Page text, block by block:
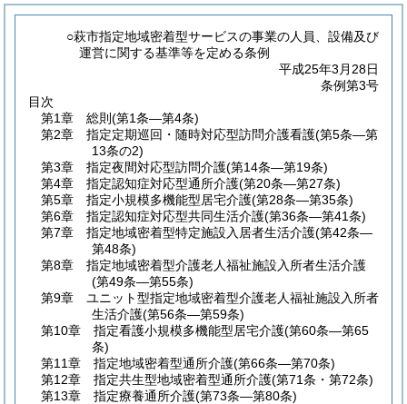
○萩市指定地域密着型サービスの事業の人員、設備及び
運営に関する基準等を定める条例
平成25年3月28日
条例第3号
目次
第1章
総則 (第1条―第4条)
第2章
指定定期巡回・随時対応型訪問介護看護(第5条―第
13条の2)
第3章
指定夜間対応型訪問介護(第14条―第19条)
第4章
指定認知症対応型通所介護(第20条―第27条)
第5章
指定小規模多機能型居宅介護(第28条―第35条)
第6章
指定認知症対応型共同生活介護(第36条―第41条)
第7章
指定地域密着型特定施設入居者生活介護(第42条―
第48条)
第8章
指定地域密着型介護老人福祉施設入所者生活介護
(第49条―第55条)
第9章
ユニット型指定地域密着型介護老人福祉施設入所者
生活介護(第56条―第59条)
第10章
指定看護小規模多機能型居宅介護(第60条―第65
条)
第11章
指定地域密着型通所介護(第66条―第70条)
第12章
指定共生型地域密着型通所介護(第71条・第72条)
第13章
指定療養通所介護(第73条―第80条)